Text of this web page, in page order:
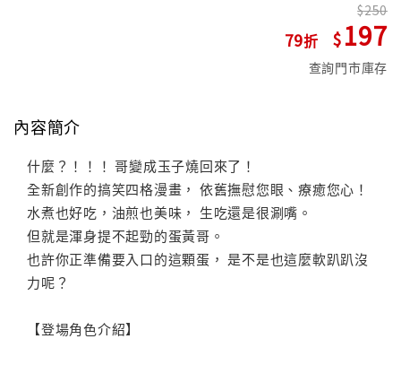
79
250
197
查詢門市庫存
內容簡介
什麼？！！！ 哥變成玉子燒回來了！
全新創作的搞笑四格漫畫， 依舊撫慰您眼、療癒您心！
水煮也好吃，油煎也美味， 生吃還是很涮嘴。
但就是渾身提不起勁的蛋黃哥。
也許你正準備要入口的這顆蛋， 是不是也這麼軟趴趴沒
力呢？
【登場角色介紹】